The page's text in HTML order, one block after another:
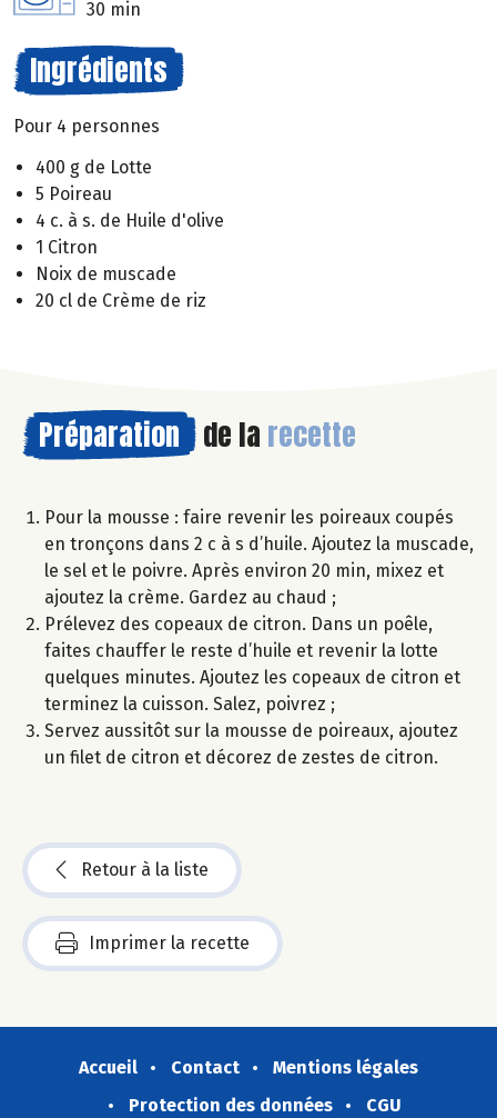
30 min
Ingrédients
Pour 4 personnes
400 g de Lotte
5 Poireau
4 c. à s. de Huile d'olive
1 Citron
Noix de muscade
20 cl de Crème de riz
Préparation de la recette
Pour la mousse : faire revenir les poireaux coupés
en tronçons dans 2 c à s d’huile. Ajoutez la muscade,
le sel et le poivre. Après environ 20 min, mixez et
ajoutez la crème. Gardez au chaud ;
Prélevez des copeaux de citron. Dans un poêle,
faites chauffer le reste d’huile et revenir la lotte
quelques minutes. Ajoutez les copeaux de citron et
terminez la cuisson. Salez, poivrez ;
Servez aussitôt sur la mousse de poireaux, ajoutez
un filet de citron et décorez de zestes de citron.
Retour à la liste
Imprimer la recette
Accueil Contact
Mentions légales
Protection des données
CGU